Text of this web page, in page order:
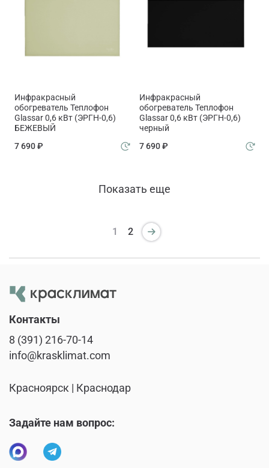
Инфракрасный
обогреватель Теплофон
Glassar 0,6 кВт (ЭРГН-0,6)
БЕЖЕВЫЙ
7 690 ₽
Инфракрасный
обогреватель Теплофон
Glassar 0,6 кВт (ЭРГН-0,6)
черный
7 690 ₽
Показать еще
1 2
Контакты
8 (391) 216-70-14
info@krasklimat.com
Красноярск | Краснодар
Задайте нам вопрос: